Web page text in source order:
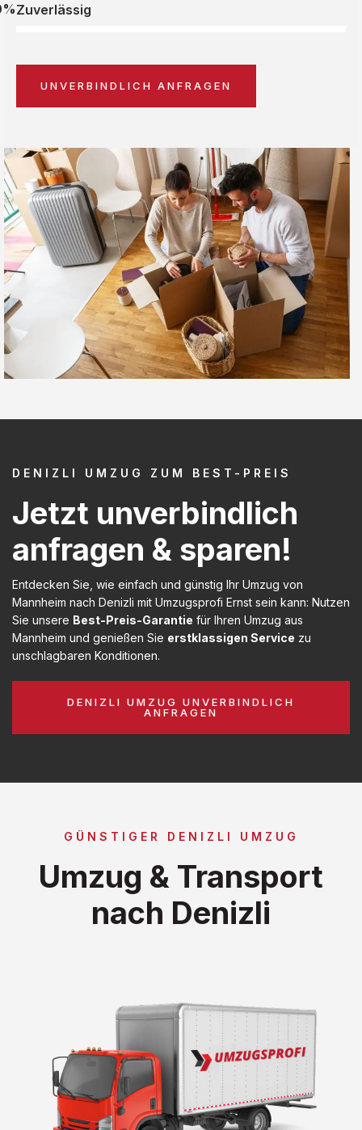
Zuverlässig
UNVERBINDLICH ANFRAGEN
DENIZLI UMZUG ZUM BEST-PREIS
Jetzt unverbindlich
anfragen & sparen!
Entdecken Sie, wie einfach und günstig Ihr Umzug von
Mannheim nach Denizli mit Umzugsprofi Ernst sein kann: Nutzen
Sie unsere Best-Preis-Garantie für Ihren Umzug aus
Mannheim und genießen Sie erstklassigen Service zu
unschlagbaren Konditionen.
DENIZLI UMZUG UNVERBINDLICH
ANFRAGEN
GÜNSTIGER DENIZLI UMZUG
Umzug & Transport
nach Denizli